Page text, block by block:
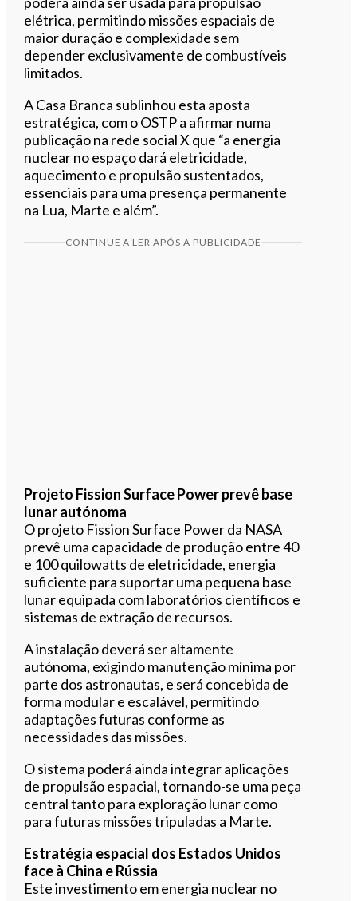
elétrica, permitindo missões espaciais de
maior duração e complexidade sem
depender exclusivamente de combustíveis
limitados.
A Casa Branca sublinhou esta aposta
estratégica, com o OSTP a afirmar numa
publicação na rede social X que “a energia
nuclear no espaço dará eletricidade,
aquecimento e propulsão sustentados,
essenciais para uma presença permanente
na Lua, Marte e além”.
CONTINUE A LER APÓS A PUBLICIDADE
Projeto Fission Surface Power prevê base
lunar autónoma
O projeto Fission Surface Power da NASA
prevê uma capacidade de produção entre 40
e 100 quilowatts de eletricidade, energia
suficiente para suportar uma pequena base
lunar equipada com laboratórios científicos e
sistemas de extração de recursos.
A instalação deverá ser altamente
autónoma, exigindo manutenção mínima por
parte dos astronautas, e será concebida de
forma modular e escalável, permitindo
adaptações futuras conforme as
necessidades das missões.
O sistema poderá ainda integrar aplicações
de propulsão espacial, tornando-se uma peça
central tanto para exploração lunar como
para futuras missões tripuladas a Marte.
Estratégia espacial dos Estados Unidos
face à China e Rússia
Este investimento em energia nuclear no